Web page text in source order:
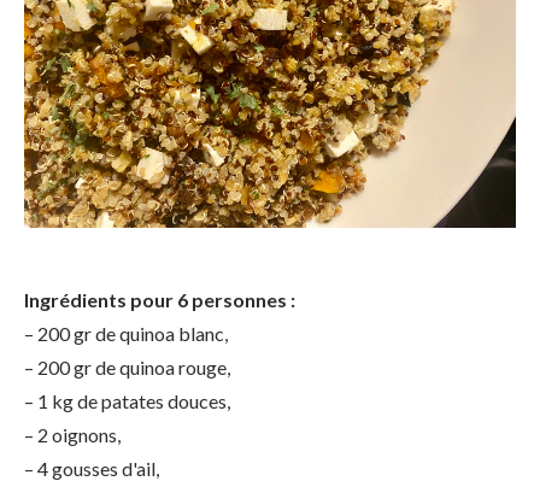
Ingrédients pour 6 personnes :
– 200 gr de quinoa blanc,
– 200 gr de quinoa rouge,
– 1 kg de patates douces,
– 2 oignons,
– 4 gousses d'ail,